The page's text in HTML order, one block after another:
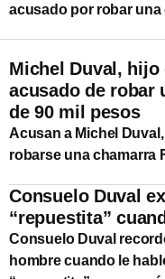
acusado por robar una
Michel Duval, hijo
acusado de robar
de 90 mil pesos
Acusan a Michel
robarse una chamarra
Consuelo Duval
“repuestita”
Consuelo Duval
hombre cuando le